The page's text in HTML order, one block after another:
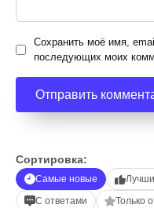
Сохранить моё имя,
последующих моих
Сортировка:
Самые новые
С ответами
Только